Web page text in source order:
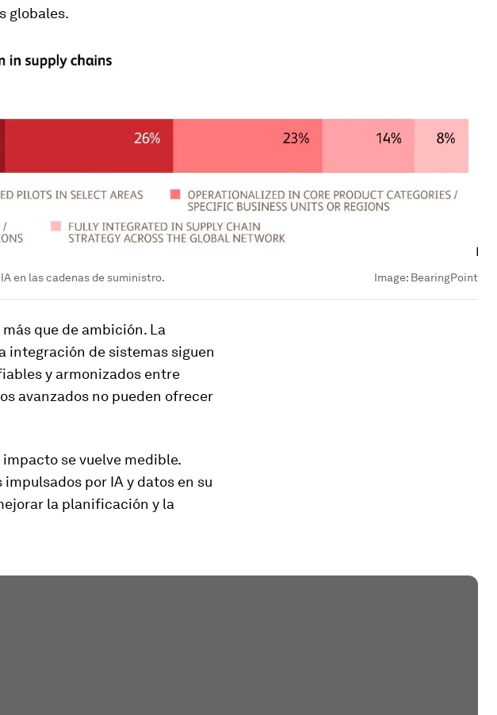
globales.
en las cadenas de suministro. Image: BearingPoint
que de ambición. La
integración de sistemas siguen
y armonizados entre
avanzados no pueden ofrecer
se vuelve medible.
por IA y datos en su
la planificación y la